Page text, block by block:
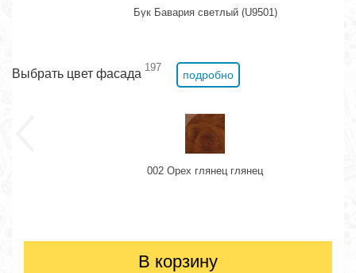
Бук Бавария светлый (U9501)
Выбрать цвет фасада 197
подробно
002 Орех глянец глянец
В корзину